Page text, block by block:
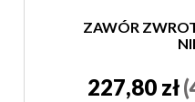
ZAWÓR
227,80 zł